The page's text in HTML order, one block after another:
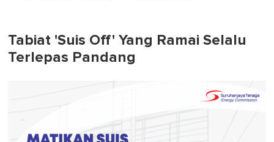
Tabiat 'Suis Off' Yang Ramai Selalu
Terlepas Pandang